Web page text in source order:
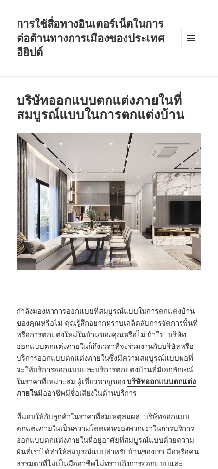
การใช้สื่อทางอินเตอร์เน็ตในการ
ต่อต้านทางการเมืองของประเทศ
อียิปต์
บริษัทออกแบบตกแต่งภายในที่
สมบูรณ์แบบในการตกแต่งบ้าน
กำลังมองหาการออกแบบที่สมบูรณ์แบบในการตกแต่งบ้าน
ของคุณหรือไม่ คุณรู้สึกอยากทราบเคล็ดลับการจัดการพื้นที่
หรือการตกแต่งใหม่ในบ้านของคุณหรือไม่ ถ้าใช่ บริษัท
ออกแบบตกแต่งภายในก็ถึงเวลาที่จะร่วมงานกับบริษัทหรือ
บริการออกแบบตกแต่งภายในซึ่งมีความสมบูรณ์แบบพอที่
จะให้บริการออกแบบและบริการตกแต่งบ้านที่มีเอกลักษณ์
ในราคาที่เหมาะสม ผู้เชี่ยวชาญของบริษัทออกแบบตกแต่ง
ภายในมืออาชีพมีชื่อเสียงในด้านบริการ
ที่มอบให้กับลูกค้าในราคาที่สมเหตุสมผล บริษัทออกแบบ
ตกแต่งภายในเป็นความโดดเด่นของพวกเขาในการบริการ
ออกแบบตกแต่งภายในที่อยู่อาศัยที่สมบูรณ์แบบด้วยความ
ฝันที่เราได้ทำให้สมบูรณ์แบบสำหรับบ้านของเรา มือหรือคน
ธรรมดาที่ไม่เป็นมืออาชีพไม่ทราบถึงการออกแบบและ